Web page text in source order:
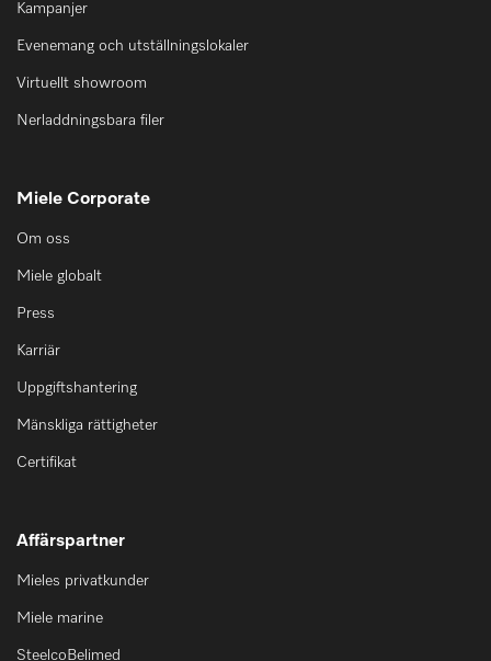
Kampanjer
Evenemang och utställningslokaler
Virtuellt showroom
Nerladdningsbara filer
Miele Corporate
Om oss
Miele globalt
Press
Karriär
Uppgiftshantering
Mänskliga rättigheter
Certifikat
Affärspartner
Mieles privatkunder
Miele marine
SteelcoBelimed